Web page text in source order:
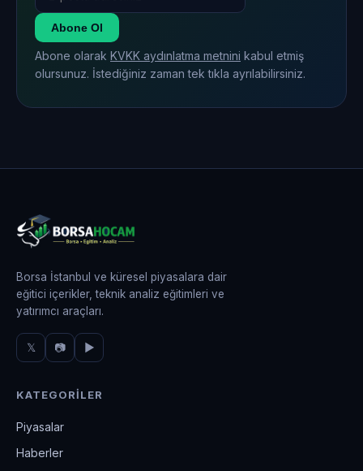
Abone Ol
Abone olarak KVKK aydınlatma metnini kabul etmiş
olursunuz. İstediğiniz zaman tek tıkla ayrılabilirsiniz.
Borsa İstanbul ve küresel piyasalara dair
eğitici içerikler, teknik analiz eğitimleri ve
yatırımcı araçları.
𝕏 📷 ▶
KATEGORILER
Piyasalar
Haberler